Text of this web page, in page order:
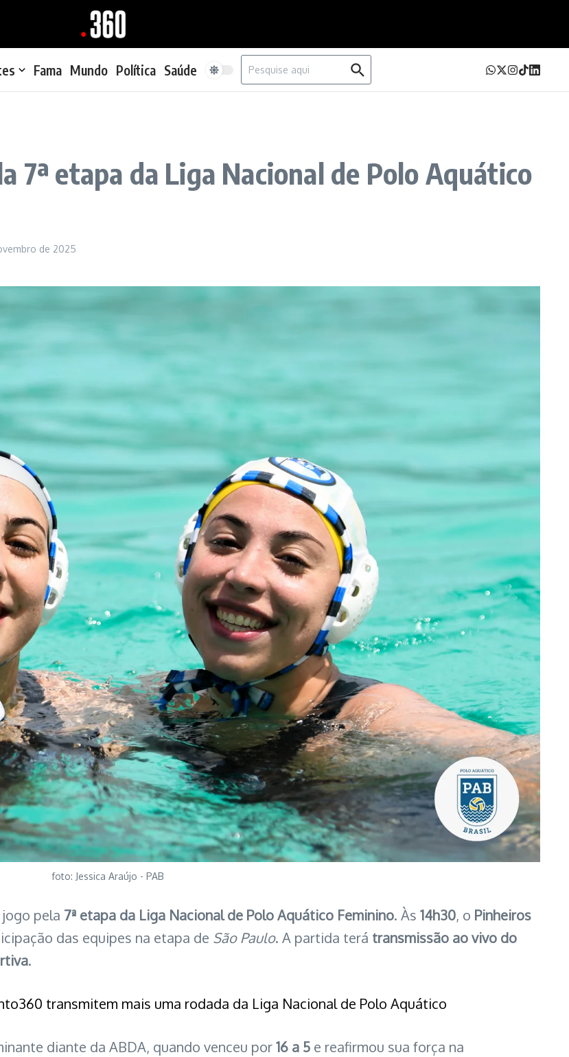
Fama Mundo Política Saúde
Procurar por:
7ª etapa da Liga Nacional de Polo Aquático
de 2025
foto: Jessica Araújo - PAB
pela 7ª etapa da Liga Nacional de Polo Aquático Feminino. Às 14h30, o Pinheiros
das equipes na etapa de São Paulo. A partida terá transmissão ao vivo do
.
transmitem mais uma rodada da Liga Nacional de Polo Aquático
diante da ABDA, quando venceu por16 a 5 e reafirmou sua força na